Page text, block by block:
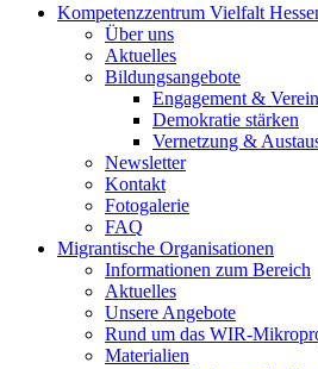
Kompetenzzentrum Vielfalt
Über uns
Aktuelles
Bildungsangebote
Engagement &
Demokratie stärken
Vernetzung &
Newsletter
Kontakt
Fotogalerie
FAQ
Migrantische Organisationen
Informationen zum Bereich
Aktuelles
Unsere Angebote
Rund um das WIR-
Materialien